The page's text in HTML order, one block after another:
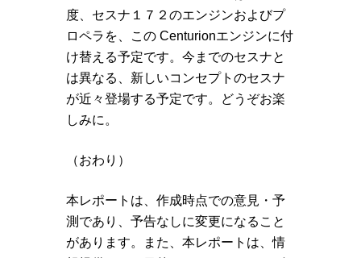
度、セスナ１７２のエンジンおよびプ
ロペラを、この Centurionエンジンに付
け替える予定です。今までのセスナと
は異なる、新しいコンセプトのセスナ
が近々登場する予定です。どうぞお楽
しみに。
（おわり）
本レポートは、作成時点での意見・予
測であり、予告なしに変更になること
があります。また、本レポートは、情